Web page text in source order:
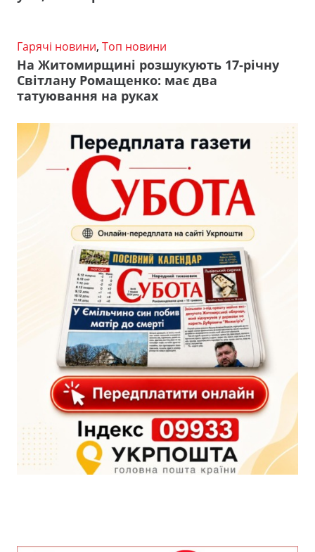
Гарячі новини, Топ новини
На Житомирщині розшукують 17-річну
Світлану Ромащенко: має два
татуювання на руках